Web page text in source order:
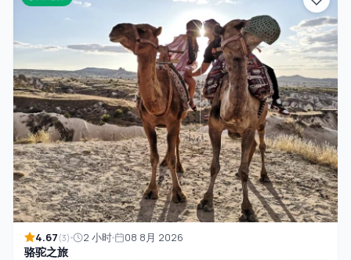
4.67(3) 2 小时 08 8月 2026
骆驼之旅